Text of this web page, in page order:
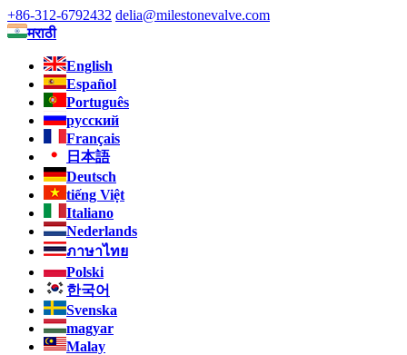
+86-312-6792432 delia@milestonevalve.com
मराठी
English
Español
Português
русский
Français
日本語
Deutsch
tiếng Việt
Italiano
Nederlands
ภาษาไทย
Polski
한국어
Svenska
magyar
Malay